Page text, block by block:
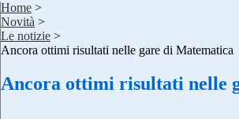
Home >
Novità >
Le notizie >
Ancora ottimi risultati nelle gare di Matematica
Ancora ottimi risultati nelle